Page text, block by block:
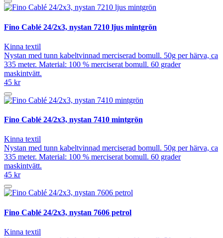
Fino Cablé 24/2x3, nystan 7210 ljus mintgrön
Kinna textil
Nystan med tunn kabeltvinnad merciserad bomull. 50g per härva, ca
335 meter. Material: 100 % merciserat bomull. 60 grader
maskintvätt.
45 kr
Fino Cablé 24/2x3, nystan 7410 mintgrön
Kinna textil
Nystan med tunn kabeltvinnad merciserad bomull. 50g per härva, ca
335 meter. Material: 100 % merciserat bomull. 60 grader
maskintvätt.
45 kr
Fino Cablé 24/2x3, nystan 7606 petrol
Kinna textil